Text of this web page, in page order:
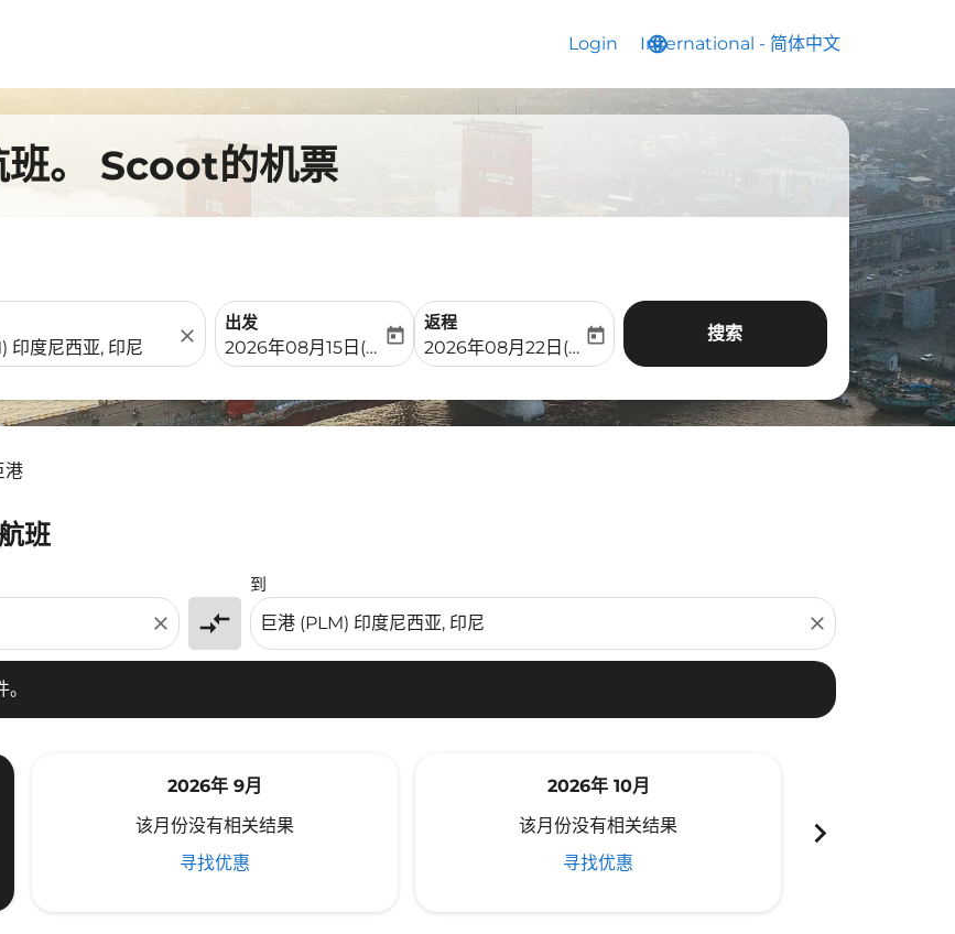
Login language
International - 简体中文
keyboard_arrow_down
班。 Scoot的机票
close
出发
fc-booking-departure-date-aria-label
2026年08月15日(周六)
today
返程
fc-booking-return-date-aria-label
2026年08月22日(周六)
today 搜索
港
班
close compare_arrows
到
close
2026年 9月
该月份没有相关结果
寻找优惠
2026年 10月
该月份没有相关结果
寻找优惠
chevron_right